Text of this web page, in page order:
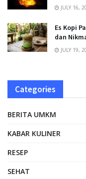
JULY 16,
Es Kopi
dan
JULY 19,
Categories
BERITA UMKM
KABAR KULINER
RESEP
SEHAT